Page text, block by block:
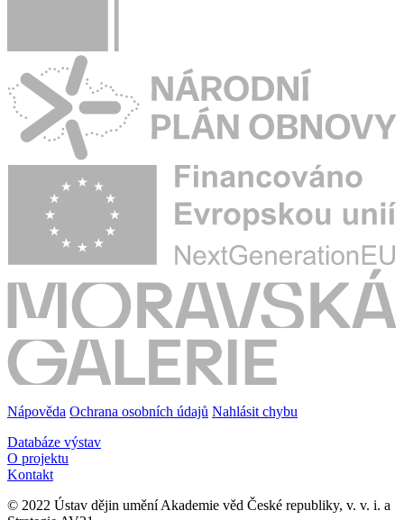
Nápověda Ochrana osobních údajů Nahlásit chybu
Databáze výstav
O projektu
Kontakt
© 2022 Ústav dějin umění Akademie věd České republiky, v. v. i. a